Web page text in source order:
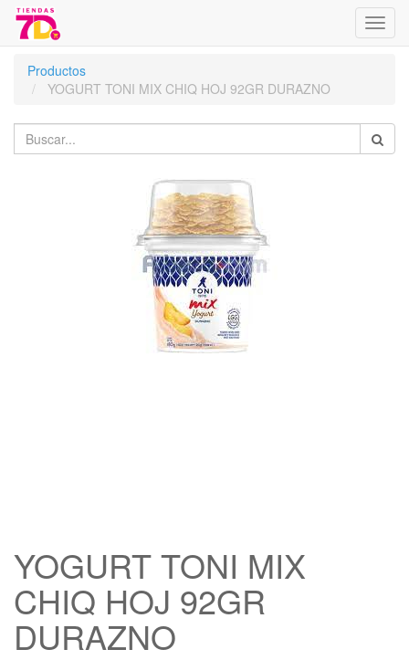
Menú
de
Productos
YOGURT TONI MIX CHIQ HOJ 92GR DURAZNO
YOGURT TONI MIX
CHIQ HOJ 92GR
DURAZNO